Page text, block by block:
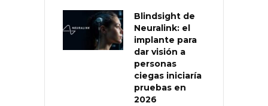
Blindsight de
Neuralink: el
implante para
dar visión a
personas
ciegas iniciaría
pruebas en
2026